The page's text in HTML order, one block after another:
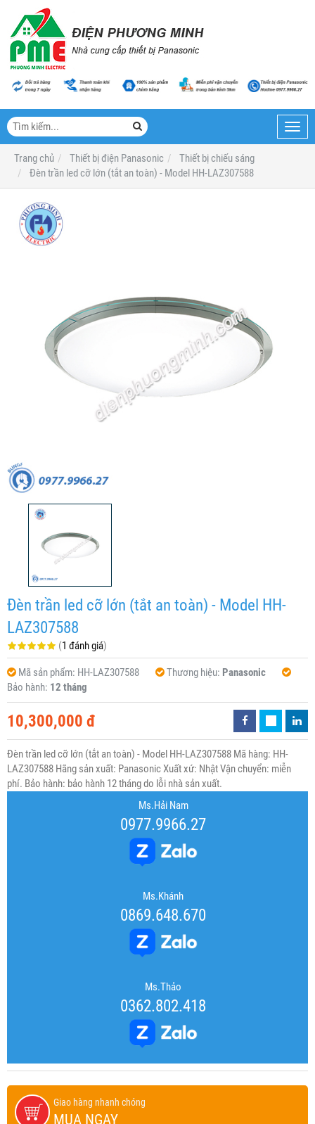
Trang chủ
Thiết bị điện Panasonic
Thiết bị chiếu sáng
Đèn trần led cỡ lớn (tắt an toàn) - Model HH-LAZ307588
Đèn trần led cỡ lớn (tắt an toàn) - Model HH-
LAZ307588
(1 đánh giá)
Mã sản phẩm: HH-LAZ307588 Thương hiệu: Panasonic
Bảo hành: 12 tháng
10,300,000 đ
Đèn trần led cỡ lớn (tắt an toàn) - Model HH-LAZ307588 Mã hàng: HH-
LAZ307588 Hãng sản xuất: Panasonic Xuất xứ: Nhật Vận chuyển: miễn
phí. Bảo hành: bảo hành 12 tháng do lỗi nhà sản xuất.
Ms.Hải Nam
0977.9966.27
Ms.Khánh
0869.648.670
Ms.Thảo
0362.802.418
Giao hàng nhanh chóng
MUA NGAY